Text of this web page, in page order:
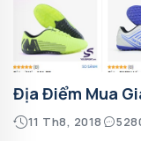
Địa Điểm Mua
11 Th8, 2018